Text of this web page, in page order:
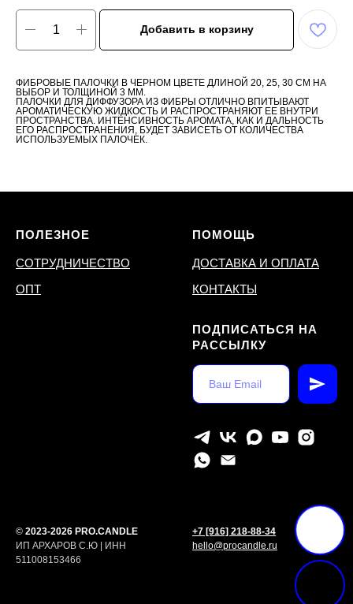
Добавить в корзину
ФИБРОВЫЕ ПАЛОЧКИ В ЧЕРНОМ ЦВЕТЕ ДЛИНОЙ 20, 25, 30 СМ НА
ВЫБОР И ТОЛЩИНОЙ 3 ММ.
ПАЛОЧКИ ДЛЯ ДИФФУЗОРА ИЗ ФИБРЫ ОТЛИЧНО ВПИТЫВАЮТ
АРОМАТИЧЕСКУЮ ЖИДКОСТЬ И РАСПРОСТРАНЯЮТ ЕЕ ВНУТРИ
ПРОСТРАНСТВА. ИНТЕНСИВНОСТЬ АРОМАТА, КАК И ДАЛЬНОСТЬ
ЕГО РАСПРОСТРАНЕНИЯ, БУДЕТ ЗАВИСЕТЬ ОТ КОЛИЧЕСТВА
ИСПОЛЬЗУЕМЫХ ПАЛОЧЕК.
ПОЛЕЗНОЕ
СОТРУДНИЧЕСТВО
ОПТ
ПОМОЩЬ
ДОСТАВКА И ОПЛАТА
КОНТАКТЫ
ПОДПИСАТЬСЯ НА
РАССЫЛКУ
© 2023-2026 PRO.CANDLE
ИП АРХАРОВ С.Ю | ИНН
511008153466
+7 [916] 218-88-34
hello@procandle.ru